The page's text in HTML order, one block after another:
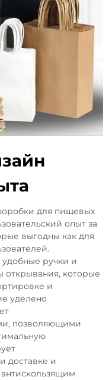
для пищевых
опыт за
выгодны как для
ручки и
открывания, которые
и
уделено
позволяющими
доставке и